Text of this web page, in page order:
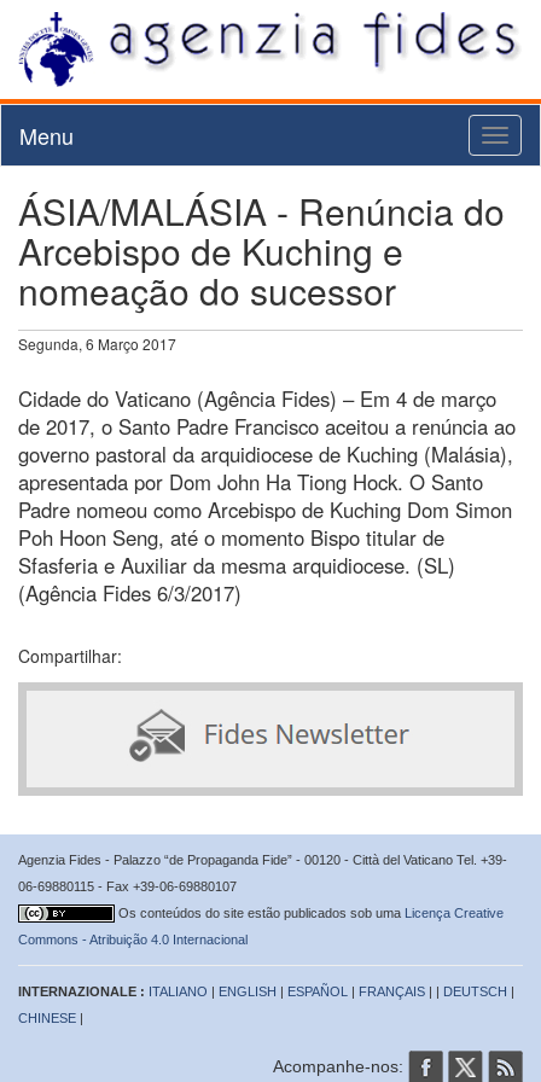
Menu
ÁSIA/MALÁSIA - Renúncia do
Arcebispo de Kuching e
nomeação do sucessor
Segunda, 6 Março 2017
Cidade do Vaticano (Agência Fides) – Em 4 de março
de 2017, o Santo Padre Francisco aceitou a renúncia ao
governo pastoral da arquidiocese de Kuching (Malásia),
apresentada por Dom John Ha Tiong Hock. O Santo
Padre nomeou como Arcebispo de Kuching Dom Simon
Poh Hoon Seng, até o momento Bispo titular de
Sfasferia e Auxiliar da mesma arquidiocese. (SL)
(Agência Fides 6/3/2017)
Compartilhar:
Agenzia Fides - Palazzo “de Propaganda Fide” - 00120 - Città del Vaticano Tel. +39-
06-69880115 - Fax +39-06-69880107
Os conteúdos do site estão publicados sob uma Licença Creative
Commons - Atribuição 4.0 Internacional
INTERNAZIONALE : ITALIANO | ENGLISH | ESPAÑOL | FRANÇAIS | | DEUTSCH |
CHINESE |
Acompanhe-nos: